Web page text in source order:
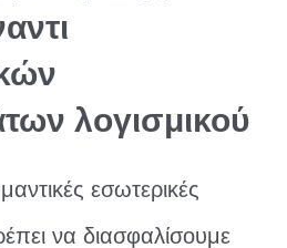
λογισμικού
εσωτερικές
να διασφαλίσουμε